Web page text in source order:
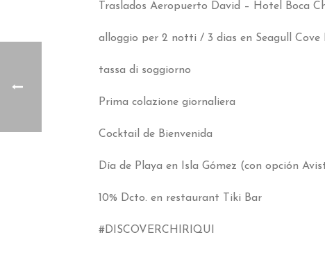
Traslados Aeropuerto David – Hotel Boca
alloggio per 2 notti / 3 dias en Seagull Cove
tassa di soggiorno
Prima colazione giornaliera
Cocktail de Bienvenida
Día de Playa en Isla Gómez (con opción
10% Dcto. en restaurant Tiki Bar
#DISCOVERCHIRIQUI